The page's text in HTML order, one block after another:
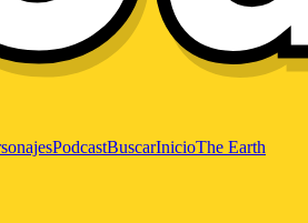
PodcastBuscarInicioThe Earth